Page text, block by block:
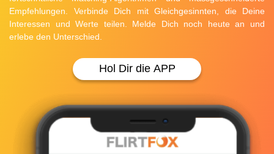
Empfehlungen. Verbinde Dich mit Gleichgesinnten, die Deine
Interessen und Werte teilen. Melde Dich noch heute an und
erlebe den Unterschied.
Hol Dir die APP